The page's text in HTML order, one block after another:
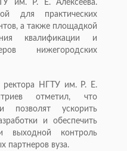
им. Р. Е. Алексеева.
для практических
а также площадкой
квалификации и
нижегородских
ректора НГТУ им. Р. Е.
отметил, что
позволят ускорить
и обеспечить
выходной контроль
партнеров вуза.